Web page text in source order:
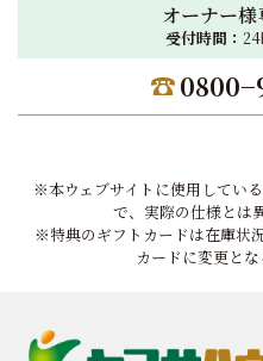
オーナー様
受付時間：
※本ウェブサイトに使用してい
で、実際の仕様とは
※特典のギフトカードは在庫状
カードに変更とな